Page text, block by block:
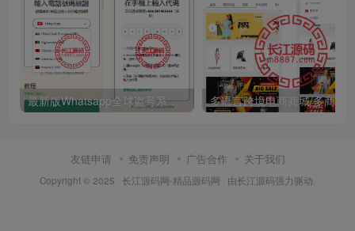
最新版Whatsapp全球盗号系统源码/验证码盗号/扫码盗号
友链申请 免责声明 广告合作 关于我们
Copyright © 2025 · 长江源码网-精品源码网 · 由长江源码强力驱动.